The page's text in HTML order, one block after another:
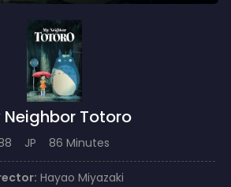
Neighbor Totoro
JP 86 Minutes
Hayao Miyazaki